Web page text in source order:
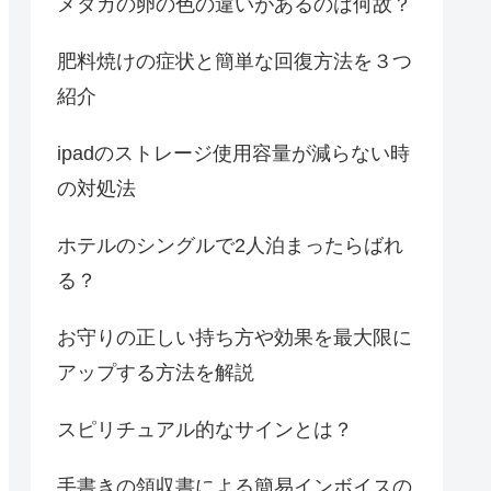
メダカの卵の色の違いがあるのは何故？
肥料焼けの症状と簡単な回復方法を３つ
紹介
ipadのストレージ使用容量が減らない時
の対処法
ホテルのシングルで2人泊まったらばれ
る？
お守りの正しい持ち方や効果を最大限に
アップする方法を解説
スピリチュアル的なサインとは？